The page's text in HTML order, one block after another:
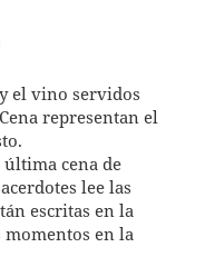
el vino servidos
representan el
cena de
lee las
escritas en la
en la